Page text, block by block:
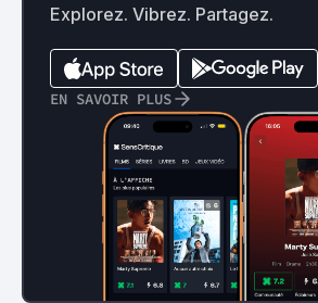
Explorez. Vibrez. Partagez.
EN SAVOIR PLUS